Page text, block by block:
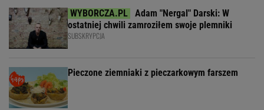
Adam "Nergal" Darski: W
ostatniej chwili zamroziłem swoje plemniki
SUBSKRYPCJA
Pieczone ziemniaki z pieczarkowym farszem